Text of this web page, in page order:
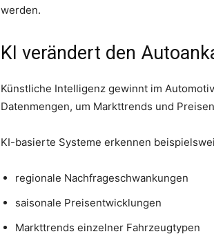
werden.
KI verändert den
Künstliche Intelligenz gewinnt im
Datenmengen, um Markttrends und
KI-basierte Systeme erkennen
regionale Nachfrageschwankungen
saisonale Preisentwicklungen
Markttrends einzelner Fahrzeugtypen